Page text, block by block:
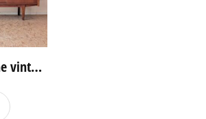
Enfilade chêne vintage portes coulissantes